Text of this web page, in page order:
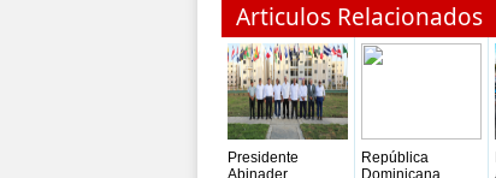
Articulos Relacionados
Presidente
Abinader
República
Dominicana